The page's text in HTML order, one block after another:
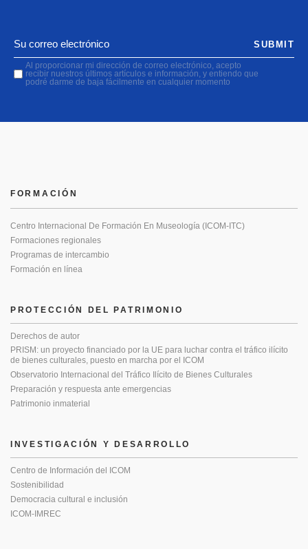
Al proporcionar mi dirección de correo electrónico, acepto
recibir nuestros últimos artículos e información, y entiendo que
podré darme de baja fácilmente en cualquier momento
SUBMIT
PROTECCIÓN DEL PATRIMONIO
Derechos de autor
PRISM: un proyecto financiado por la UE para luchar contra el tráfico ilícito
de bienes culturales, puesto en marcha por el ICOM
Observatorio Internacional del Tráfico Ilícito de Bienes Culturales
Preparación y respuesta ante emergencias
Patrimonio inmaterial
FORMACIÓN
Centro Internacional De Formación En Museología (ICOM-ITC)
Formaciones regionales
Programas de intercambio
Formación en línea
INVESTIGACIÓN Y DESARROLLO
Centro de Información del ICOM
Sostenibilidad
Democracia cultural e inclusión
ICOM-IMREC